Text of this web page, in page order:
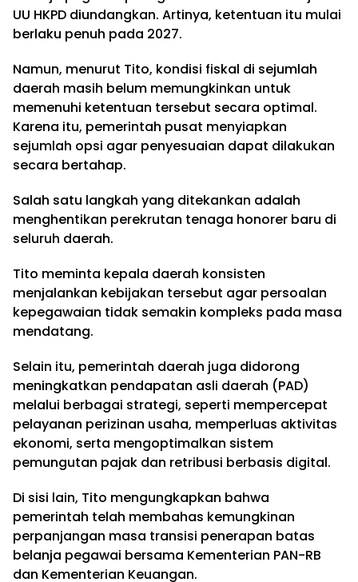
UU HKPD diundangkan. Artinya, ketentuan itu mulai
berlaku penuh pada 2027.
Namun, menurut Tito, kondisi fiskal di sejumlah
daerah masih belum memungkinkan untuk
memenuhi ketentuan tersebut secara optimal.
Karena itu, pemerintah pusat menyiapkan
sejumlah opsi agar penyesuaian dapat dilakukan
secara bertahap.
Salah satu langkah yang ditekankan adalah
menghentikan perekrutan tenaga honorer baru di
seluruh daerah.
Tito meminta kepala daerah konsisten
menjalankan kebijakan tersebut agar persoalan
kepegawaian tidak semakin kompleks pada masa
mendatang.
Selain itu, pemerintah daerah juga didorong
meningkatkan pendapatan asli daerah (PAD)
melalui berbagai strategi, seperti mempercepat
pelayanan perizinan usaha, memperluas aktivitas
ekonomi, serta mengoptimalkan sistem
pemungutan pajak dan retribusi berbasis digital.
Di sisi lain, Tito mengungkapkan bahwa
pemerintah telah membahas kemungkinan
perpanjangan masa transisi penerapan batas
belanja pegawai bersama Kementerian PAN-RB
dan Kementerian Keuangan.